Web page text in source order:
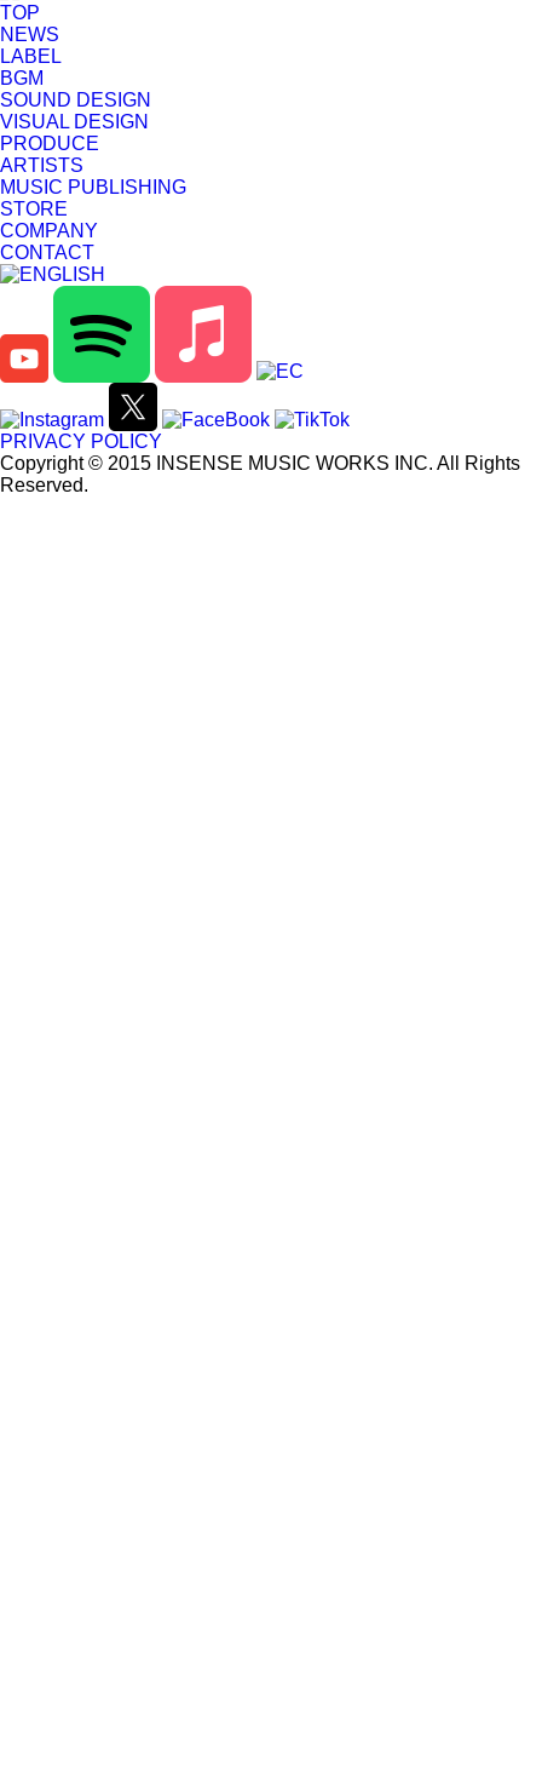
TOP
NEWS
LABEL
BGM
SOUND DESIGN
VISUAL DESIGN
PRODUCE
ARTISTS
MUSIC PUBLISHING
STORE
COMPANY
CONTACT
PRIVACY POLICY
Copyright © 2015 INSENSE MUSIC WORKS INC. All Rights
Reserved.